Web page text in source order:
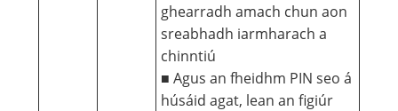
ghearradh amach chun aon
sreabhadh iarmharach a
chinntiú
■ Agus an fheidhm PIN seo á
húsáid agat, lean an figiúr